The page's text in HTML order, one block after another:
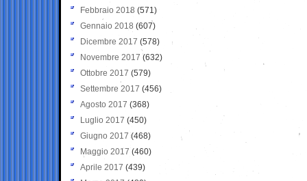
Febbraio 2018 (571)
Gennaio 2018 (607)
Dicembre 2017 (578)
Novembre 2017 (632)
Ottobre 2017 (579)
Settembre 2017 (456)
Agosto 2017 (368)
Luglio 2017 (450)
Giugno 2017 (468)
Maggio 2017 (460)
Aprile 2017 (439)